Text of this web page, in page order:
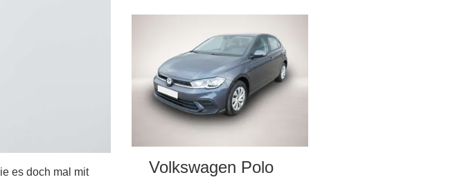
es doch mal mit
Volkswagen Polo